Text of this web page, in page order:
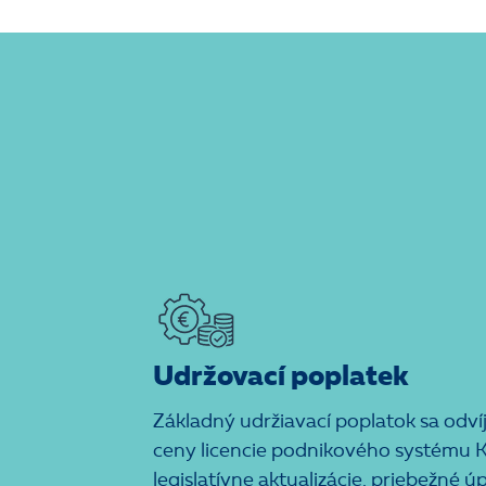
Udržovací poplatek
Základný udržiavací poplatok sa
ceny licencie podnikového systému
legislatívne aktualizácie, priebežné